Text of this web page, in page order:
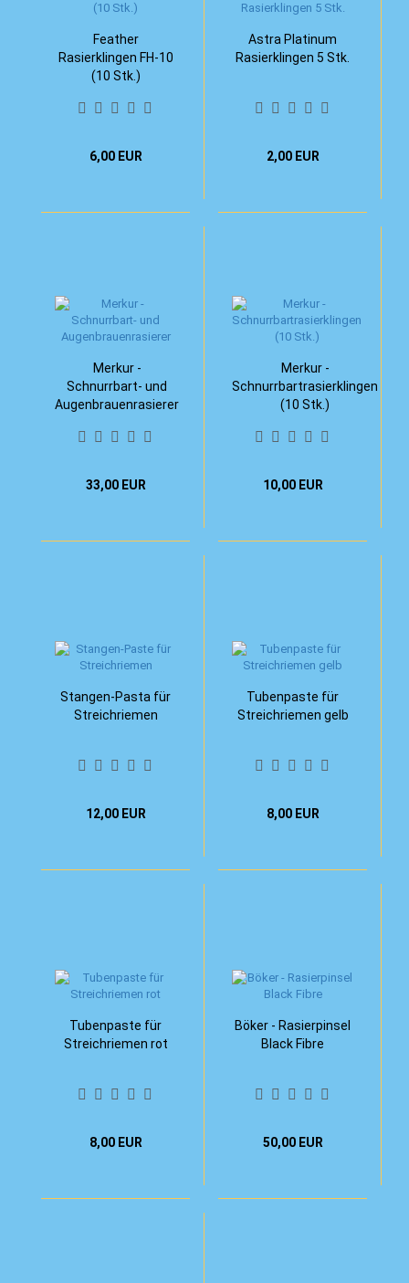
Feather
Rasierklingen FH-10
(10 Stk.)
6,00 EUR
Astra Platinum
Rasierklingen 5 Stk.
2,00 EUR
Merkur -
Schnurrbart- und
Augenbrauenrasierer
33,00 EUR
Merkur -
Schnurrbartrasierklingen
(10 Stk.)
10,00 EUR
Stangen-Pasta für
Streichriemen
12,00 EUR
Tubenpaste für
Streichriemen gelb
8,00 EUR
Tubenpaste für
Streichriemen rot
8,00 EUR
Böker - Rasierpinsel
Black Fibre
50,00 EUR